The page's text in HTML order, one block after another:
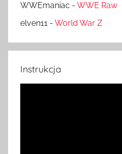
WWEmaniac - WWE Raw
elven11 - World War Z
Instrukcja